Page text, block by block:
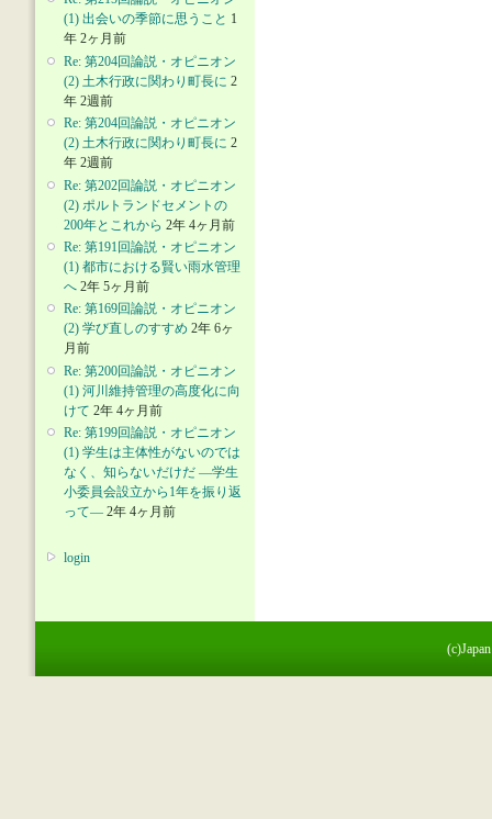
(1) 出会いの季節に思うこと 1
年 2ヶ月前
Re: 第204回論説・オピニオン
(2) 土木行政に関わり町長に 2
年 2週前
Re: 第204回論説・オピニオン
(2) 土木行政に関わり町長に 2
年 2週前
Re: 第202回論説・オピニオン
(2) ポルトランドセメントの
200年とこれから 2年 4ヶ月前
Re: 第191回論説・オピニオン
(1) 都市における賢い雨水管理
へ 2年 5ヶ月前
Re: 第169回論説・オピニオン
(2) 学び直しのすすめ 2年 6ヶ
月前
Re: 第200回論説・オピニオン
(1) 河川維持管理の高度化に向
けて 2年 4ヶ月前
Re: 第199回論説・オピニオン
(1) 学生は主体性がないのでは
なく、知らないだけだ ―学生
小委員会設立から1年を振り返
って― 2年 4ヶ月前
login